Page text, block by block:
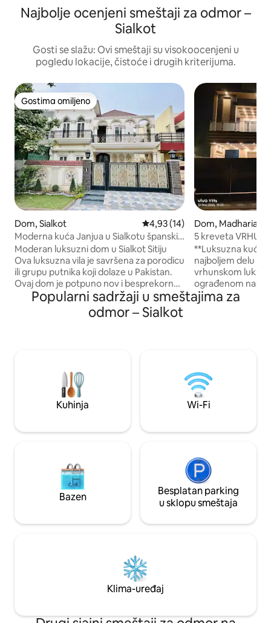
Najbolje ocenjeni smeštaji za odmor –
Sialkot
Gosti se slažu: Ovi smeštaji su visokoocenjeni u
pogledu lokacije, čistoće i drugih kriterijuma.
Gostima omiljeno
Gostima omiljeno
Dom, Sialkot Prosečna ocena 4,93 od 5,
4,93 (14)
Moderna kuća Janjua u Sialkotu španski
dizajn
Moderan luksuzni dom u Sialkot Sitiju
Ova luksuzna vila je savršena za porodicu
ili grupu putnika koji dolaze u Pakistan.
Ovaj dom je potpuno nov i besprekorno
čist. Ima sve sadržaje koji su potrebni
porodici. UPS je takođe dostupan. 4
spavaće sobe - 3 bračna kreveta – 2
Smart TV Wi-Fi sofe, trpezarijski sto
Sveža posteljina/posteljina i peškiri
toaletne potrepštine, sapun
Dom, Madharian
5 kreveta
MARLA House u
**Luksuzna kuća
najboljem delu Sialkota**
vrhunskom
ograđenom
predivna kuća od
spavaće sobe, od
brzom Wi-Fi-ju i
Bezbedno, tiho i
Rezervišite
Popularni sadržaji u smeštajima za
odmor – Sialkot
Kuhinja Wi-Fi
Bazen
Besplatan parking
u sklopu smeštaja
Klima-uređaj